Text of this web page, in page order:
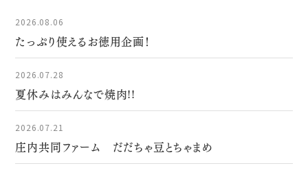
2026.08.06
たっぷり使えるお徳用企画！
2026.07.28
夏休みはみんなで焼肉!!
2026.07.21
庄内共同ファーム だだちゃ豆とちゃまめ